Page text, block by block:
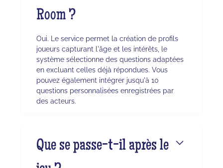
Room ?
Oui. Le service permet la création de profils
joueurs capturant l'âge et les intérêts, le
système sélectionne des questions adaptées
en excluant celles déjà répondues. Vous
pouvez également intégrer jusqu'à 10
questions personnalisées enregistrées par
des acteurs.
Que se passe-t-il après le